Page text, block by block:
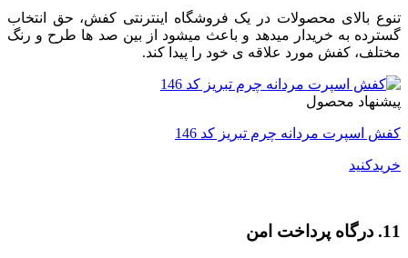
تنوع بالای محصولات در یک فروشگاه اینترنتی کفش، حق انتخاب
گسترده به خریدار میدهد و باعث میشود از بین صد ها طرح و رنگ
مختلف، کفش مورد علاقه ی خود را پیدا کند.
پیشنهاد محصول
کفش اسپرت مردانه چرم تبریز کد 146
خریدکنید
11. درگاه پرداخت امن